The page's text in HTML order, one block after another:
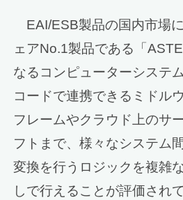
EAI/ESB製品の国内市場
ェアNo.1製品である「
なるコンピューターシステ
コードで連携できるミドル
フレームやクラウド上のサ
フトまで、様々なシステム
変換を行うロジックを複雑
しで行えることが評価され